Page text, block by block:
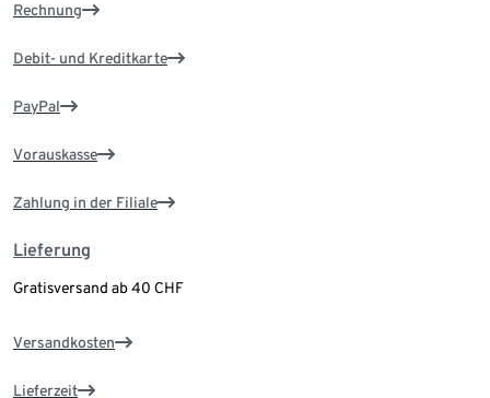
Rechnung
Debit- und Kreditkarte
PayPal
Vorauskasse
Zahlung in der Filiale
Lieferung
Gratisversand ab 40 CHF
Versandkosten
Lieferzeit